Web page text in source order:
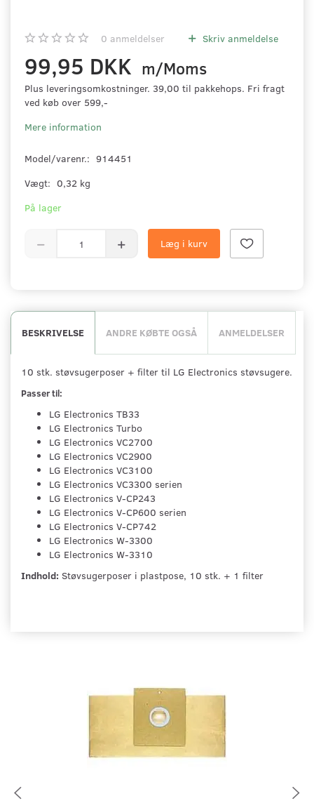
0 anmeldelser Skriv anmeldelse
99,95 DKK m/Moms
Plus leveringsomkostninger. 39,00 til pakkehops. Fri fragt
ved køb over 599,-
Mere information
Model/varenr.: 914451
Vægt: 0,32 kg
På lager
Læg i kurv
BESKRIVELSE ANDRE KØBTE OGSÅ ANMELDELSER
10 stk. støvsugerposer + filter til LG Electronics støvsugere.
Passer til:
LG Electronics TB33
LG Electronics Turbo
LG Electronics VC2700
LG Electronics VC2900
LG Electronics VC3100
LG Electronics VC3300 serien
LG Electronics V-CP243
LG Electronics V-CP600 serien
LG Electronics V-CP742
LG Electronics W-3300
LG Electronics W-3310
Indhold: Støvsugerposer i plastpose, 10 stk. + 1 filter